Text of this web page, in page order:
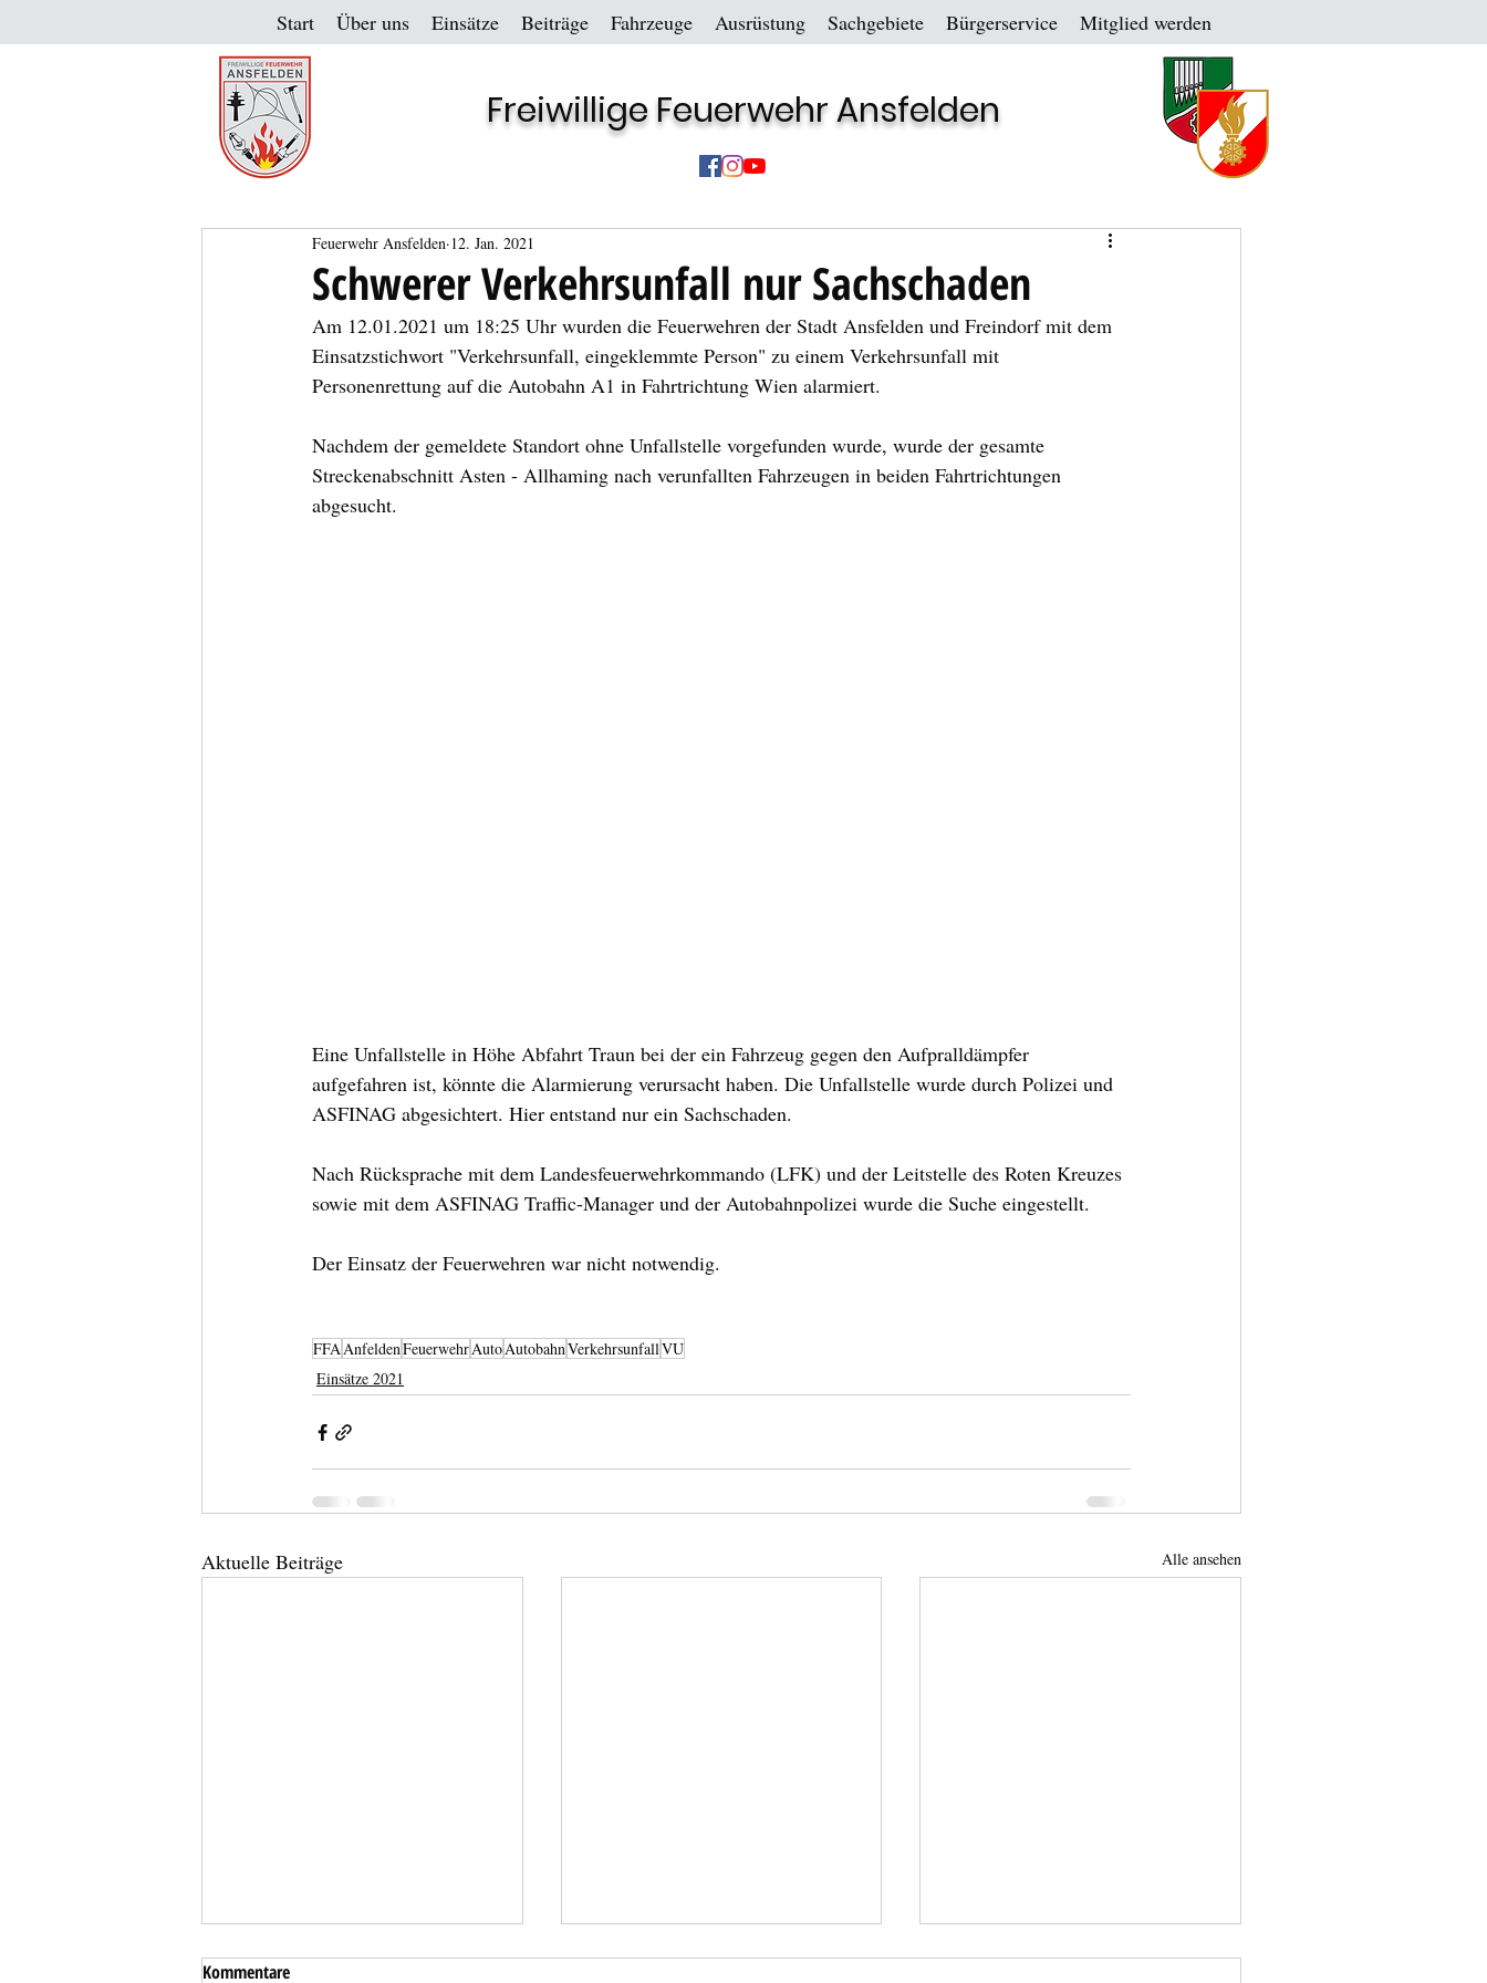
Start Über uns Einsätze Beiträge Fahrzeuge Ausrüstung Sachgebiete Bürgerservice Mitglied werden
Freiwillige Feuerwehr Ansfelden
Schwerer Verkehrsunfall nur Sachschaden
Feuerwehr Ansfelden 12. Jan. 2021
Am 12.01.2021 um 18:25 Uhr wurden die Feuerwehren der Stadt Ansfelden und Freindorf mit dem
Einsatzstichwort "Verkehrsunfall, eingeklemmte Person" zu einem Verkehrsunfall mit
Personenrettung auf die Autobahn A1 in Fahrtrichtung Wien alarmiert.
Nachdem der gemeldete Standort ohne Unfallstelle vorgefunden wurde, wurde der gesamte
Streckenabschnitt Asten - Allhaming nach verunfallten Fahrzeugen in beiden Fahrtrichtungen
abgesucht.
Eine Unfallstelle in Höhe Abfahrt Traun bei der ein Fahrzeug gegen den Aufpralldämpfer
aufgefahren ist, könnte die Alarmierung verursacht haben. Die Unfallstelle wurde durch Polizei und
ASFINAG abgesichtert. Hier entstand nur ein Sachschaden.
Nach Rücksprache mit dem Landesfeuerwehrkommando (LFK) und der Leitstelle des Roten Kreuzes
sowie mit dem ASFINAG Traffic-Manager und der Autobahnpolizei wurde die Suche eingestellt.
Der Einsatz der Feuerwehren war nicht notwendig.
FFAAnfeldenFeuerwehrAutoAutobahnVerkehrsunfallVU
Einsätze 2021
Aktuelle Beiträge Alle ansehen
Kommentare